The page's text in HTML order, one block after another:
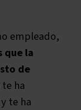
empleado,
que la
de
ha
te ha